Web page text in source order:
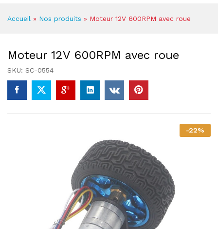
Accueil » Nos produits » Moteur 12V 600RPM avec roue
Moteur 12V 600RPM avec roue
SKU: SC-0554
-22%